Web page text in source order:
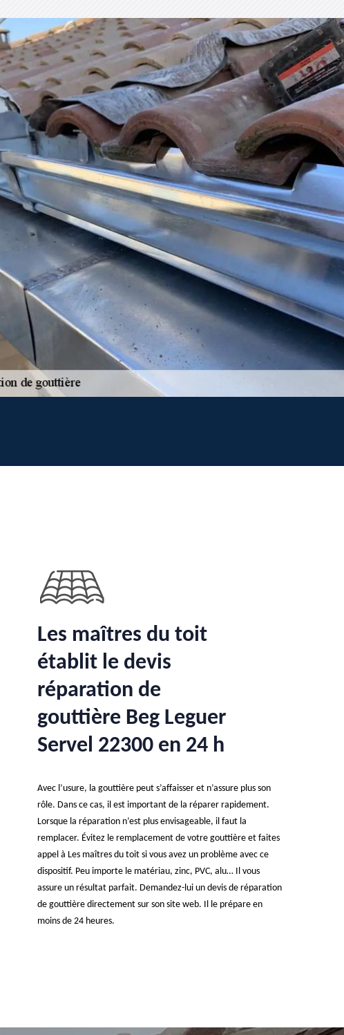
Les maîtres du toit
établit le devis
réparation de
gouttière Beg Leguer
Servel 22300 en 24 h
Avec l’usure, la gouttière peut s’affaisser et n’assure plus son
rôle. Dans ce cas, il est important de la réparer rapidement.
Lorsque la réparation n’est plus envisageable, il faut la
remplacer. Évitez le remplacement de votre gouttière et faites
appel à Les maîtres du toit si vous avez un problème avec ce
dispositif. Peu importe le matériau, zinc, PVC, alu… Il vous
assure un résultat parfait. Demandez-lui un devis de réparation
de gouttière directement sur son site web. Il le prépare en
moins de 24 heures.